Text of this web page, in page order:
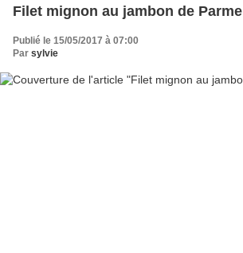
Filet mignon au jambon de Parme
Publié le 15/05/2017 à 07:00
Par sylvie